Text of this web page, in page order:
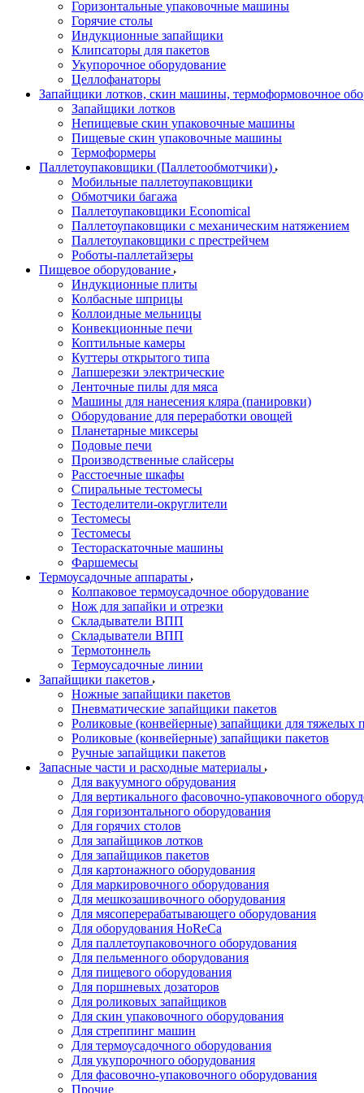
Горизонтальные упаковочные машины
Горячие столы
Индукционные запайщики
Клипсаторы для пакетов
Укупорочное оборудование
Целлофанаторы
Запайщики лотков, скин машины, термоформовочное
Запайщики лотков
Непищевые скин упаковочные машины
Пищевые скин упаковочные машины
Термоформеры
Паллетоупаковщики (Паллетообмотчики)
Мобильные паллетоупаковщики
Обмотчики багажа
Паллетоупаковщики Economical
Паллетоупаковщики с механическим натяжением
Паллетоупаковщики с престрейчем
Роботы-паллетайзеры
Пищевое оборудование
Индукционные плиты
Колбасные шприцы
Коллоидные мельницы
Конвекционные печи
Коптильные камеры
Куттеры открытого типа
Лапшерезки электрические
Ленточные пилы для мяса
Машины для нанесения кляра (панировки)
Оборудование для переработки овощей
Планетарные миксеры
Подовые печи
Производственные слайсеры
Расстоечные шкафы
Спиральные тестомесы
Тестоделители-округлители
Тестомесы
Тестомесы
Тестораскаточные машины
Фаршемесы
Термоусадочные аппараты
Колпаковое термоусадочное оборудование
Нож для запайки и отрезки
Складыватели ВПП
Складыватели ВПП
Термотоннель
Термоусадочные линии
Запайщики пакетов
Ножные запайщики пакетов
Пневматические запайщики пакетов
Роликовые (конвейерные) запайщики для тяжелых
Роликовые (конвейерные) запайщики пакетов
Ручные запайщики пакетов
Запасные части и расходные материалы
Для вакуумного обрудования
Для вертикального фасовочно-упаковочного
Для горизонтального оборудования
Для горячих столов
Для запайщиков лотков
Для запайщиков пакетов
Для картонажного оборудования
Для маркировочного оборудования
Для мешкозашивочного оборудования
Для мясоперерабатывающего оборудования
Для оборудования HoReCa
Для паллетоупаковочного оборудования
Для пельменного оборудования
Для пищевого оборудования
Для поршневых дозаторов
Для роликовых запайщиков
Для скин упаковочного оборудования
Для стреппинг машин
Для термоусадочного оборудования
Для укупорочного оборудования
Для фасовочно-упаковочного оборудования
Прочие